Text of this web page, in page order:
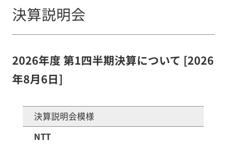
決算説明会
2026年度 第1四半期決算について [2026
年8月6日]
決算説明会模様
NTT